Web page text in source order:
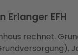
EFH
rechnet.